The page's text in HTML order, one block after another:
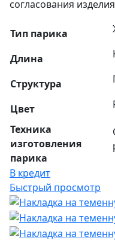
согласования
Тип парика
Длина
Структура
Цвет
Техника
изготовления
парика
В кредит
Быстрый просмотр